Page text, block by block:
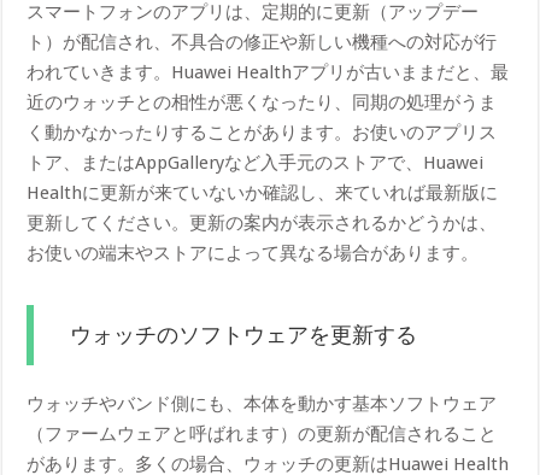
スマートフォンのアプリは、定期的に更新（アップデー
ト）が配信され、不具合の修正や新しい機種への対応が行
われていきます。Huawei Healthアプリが古いままだと、最
近のウォッチとの相性が悪くなったり、同期の処理がうま
く動かなかったりすることがあります。お使いのアプリス
トア、またはAppGalleryなど入手元のストアで、Huawei
Healthに更新が来ていないか確認し、来ていれば最新版に
更新してください。更新の案内が表示されるかどうかは、
お使いの端末やストアによって異なる場合があります。
ウォッチのソフトウェアを更新する
ウォッチやバンド側にも、本体を動かす基本ソフトウェア
（ファームウェアと呼ばれます）の更新が配信されること
があります。多くの場合、ウォッチの更新はHuawei Health